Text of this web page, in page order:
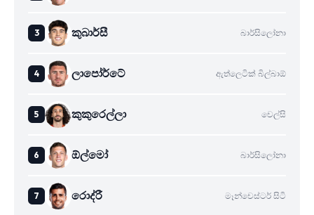
කුබාර්සී බාර්සිලෝනා
ලාපෝර්ටේ ඇත්ලෙටික් බිල්බාඕ
කුකුරෙල්ලා චෙල්සි
ඕල්මෝ බාර්සිලෝනා
රොද්රී මෑන්චෙස්ටර් සිටි